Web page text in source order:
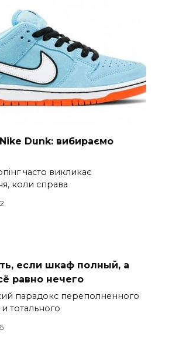
Dunk: вибираємо
часто викликає
коли справа
если шкаф полный, а
равно нечего
парадокс переполненного
тотального